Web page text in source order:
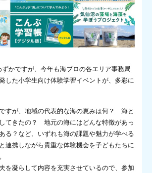
かですが、今年も海プロの各エリア事務局
した小学生向け体験学習イベントが、多彩に
すが、地域の代表的な海の恵みは何？ 海と
てきたの？ 地元の海にはどんな特徴があっ
る？など、いずれも海の課題や魅力が学べる
連携しながら貴重な体験機会を子どもたちに
を凝らして内容を充実させているので、参加